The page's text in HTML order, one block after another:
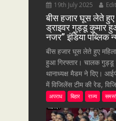
19th July 2025
बीस हजार घूस लेते हुए
ड्राइवर गुड्डू कुमार
नजर” इंडिया पब्लिक
बीस हजार घूस लेते हुए
हुआ गिरफ्तार। चालक गुड्डू
थानाध्यक्ष मैडम ने दिए।
में विजिलेंस टीम की रेड,
अपराध बिहार राज्य